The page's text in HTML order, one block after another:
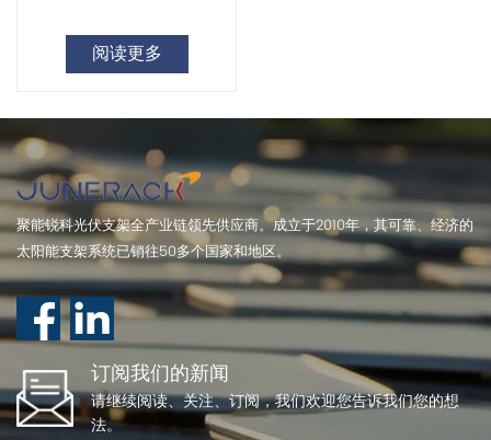
阅读更多
聚能锐科光伏支架全产业链领先供应商。成立于2010年，其可靠、经济的
太阳能支架系统已销往50多个国家和地区。
订阅我们的新闻
请继续阅读、关注、订阅，我们欢迎您告诉我们您的想
法。